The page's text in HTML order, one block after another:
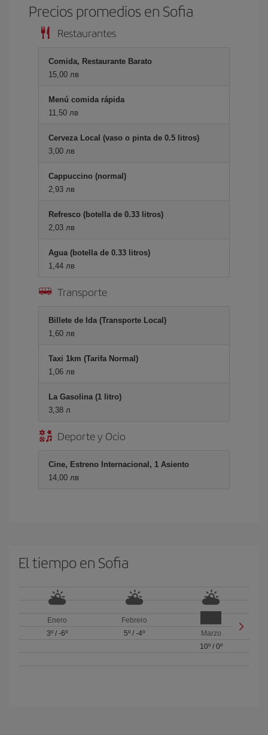
Precios promedios en Sofia
Restaurantes
Comida, Restaurante Barato
15,00 лв
Menú comida rápida
11,50 лв
Cerveza Local (vaso o pinta de 0.5 litros)
3,00 лв
Cappuccino (normal)
2,93 лв
Refresco (botella de 0.33 litros)
2,03 лв
Agua (botella de 0.33 litros)
1,44 лв
Transporte
Billete de Ida (Transporte Local)
1,60 лв
Taxi 1km (Tarifa Normal)
1,06 лв
La Gasolina (1 litro)
3,38 л
Deporte y Ocio
Cine, Estreno Internacional, 1 Asiento
14,00 лв
El tiempo en Sofia
Enero
3º/ -6º
Febrero
5º/ -4º
Marzo
10º/ 0º